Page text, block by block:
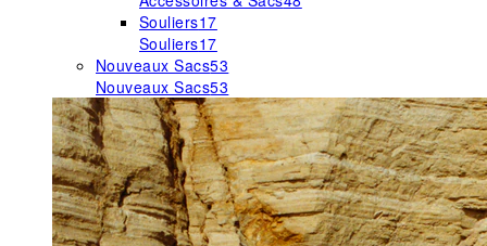
Souliers17
Souliers17
Nouveaux Sacs53
Nouveaux Sacs53